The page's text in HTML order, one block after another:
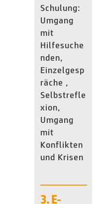
Schulung:
Umgang
mit
Hilfesuche
nden,
Einzelgesp
räche ,
Selbstrefle
xion,
Umgang
mit
Konflikten
und Krisen
3. E-